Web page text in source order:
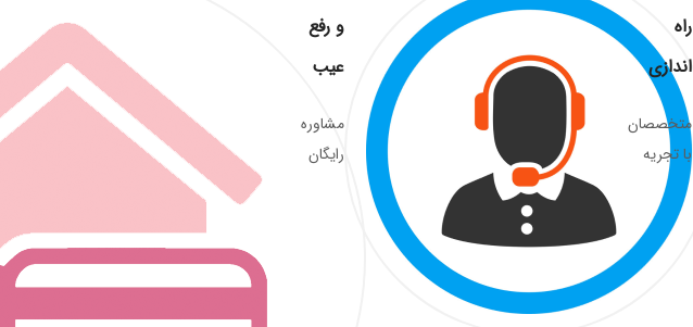
و رفع
عیب
مشاوره
رایگان
راه
اندازی
متخصصان
با تجریه